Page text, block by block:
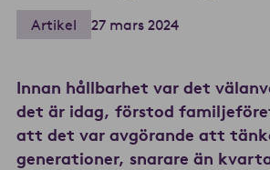
Artikel 27 mars 2024
Innan hållbarhet var det
det är idag, förstod
att det var avgörande att
generationer, snarare än